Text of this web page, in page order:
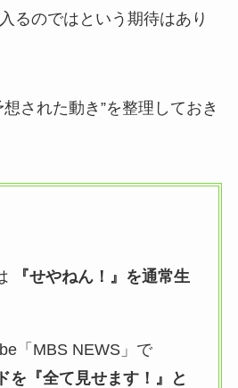
るのではという期待はあり
された動き”を整理しておき
『せやねん！』を通常生
「MBS NEWS」で
を『全て見せます！』と